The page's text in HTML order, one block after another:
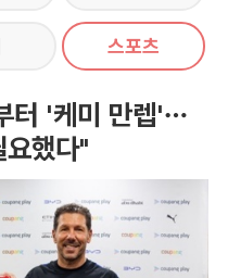
스포츠
터 '케미 만렙'…
했다"